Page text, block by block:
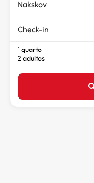
Check-in
1 quarto
2 adultos